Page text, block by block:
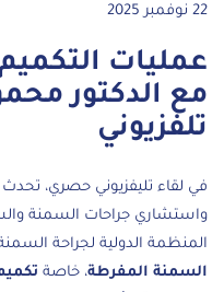
22 نوفمبر 2025
عمليات
مع الدكتور
تلفزيوني
في لقاء تليفزيوني حصري، تحدث
واستشاري جراحات السمنة
المنظمة الدولية لجراحة
السمنة المفرطة، خاصة